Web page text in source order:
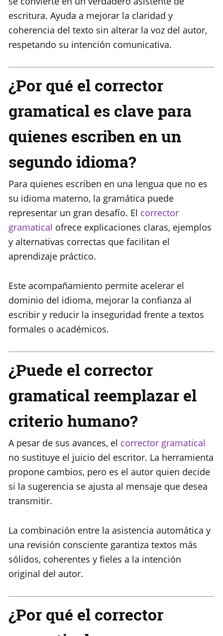
escritura. Ayuda a mejorar la claridad y
coherencia del texto sin alterar la voz del autor,
respetando su intención comunicativa.
¿Por qué el corrector
gramatical es clave para
quienes escriben en un
segundo idioma?
Para quienes escriben en una lengua que no es
su idioma materno, la gramática puede
representar un gran desafío. El corrector
gramatical ofrece explicaciones claras, ejemplos
y alternativas correctas que facilitan el
aprendizaje práctico.
Este acompañamiento permite acelerar el
dominio del idioma, mejorar la confianza al
escribir y reducir la inseguridad frente a textos
formales o académicos.
¿Puede el corrector
gramatical reemplazar el
criterio humano?
A pesar de sus avances, el corrector gramatical
no sustituye el juicio del escritor. La herramienta
propone cambios, pero es el autor quien decide
si la sugerencia se ajusta al mensaje que desea
transmitir.
La combinación entre la asistencia automática y
una revisión consciente garantiza textos más
sólidos, coherentes y fieles a la intención
original del autor.
¿Por qué el corrector